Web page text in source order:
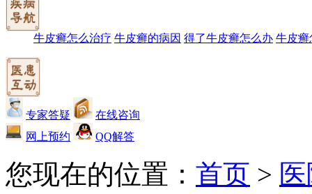
牛皮癣怎么治疗 牛皮癣的病因 得了牛皮癣怎么办 牛皮癣
专家答疑
在线咨询
网上预约
QQ解答
您现在的位置： 首页 >